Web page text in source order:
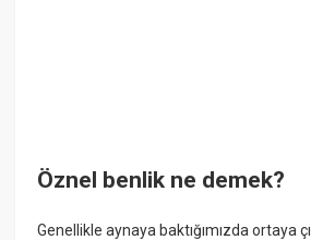
Öznel benlik ne demek?
Genellikle aynaya baktığımızda ortaya